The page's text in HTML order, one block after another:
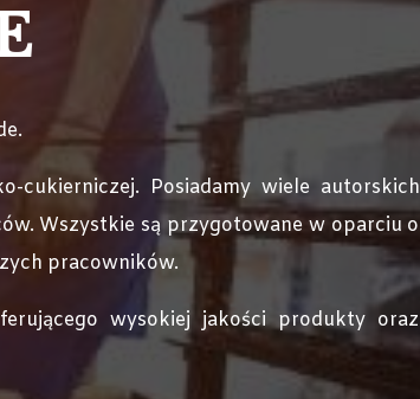
cukierniczej. Posiadamy wiele autorskich
Wszystkie są przygotowane w oparciu o
pracowników.
wysokiej jakości produkty oraz